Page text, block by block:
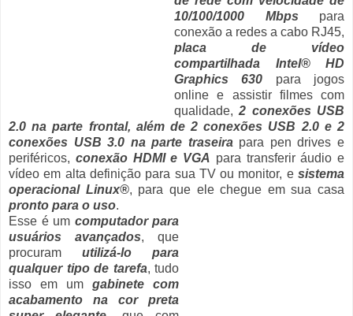
10/100/1000 Mbps para
conexão a redes a cabo RJ45,
placa de vídeo
compartilhada Intel® HD
Graphics 630 para jogos
online e assistir filmes com
qualidade,2 conexões USB
2.0 na parte frontal, além de 2 conexões USB 2.0 e 2
conexões USB 3.0 na parte traseirapara pen drives e
periféricos, conexão HDMI e VGA para transferir áudio e
vídeo em alta definição para sua TV ou monitor, e sistema
operacional Linux®, para que ele chegue em sua casa
pronto para o uso.
Esse é um computador para
usuários avançados, que
procuram utilizá-lo para
qualquer tipo de tarefa, tudo
isso em um gabinete com
acabamento na cor preta